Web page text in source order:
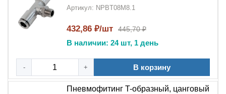
Артикул: NPBT08M8.1
432,86 ₽/шт 445,70 ₽
В наличии: 24 шт, 1 день
- + В корзину
Пневмофитинг T-образный, цанговый